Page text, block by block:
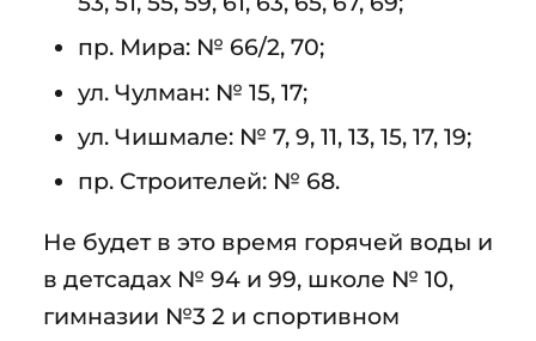
пр. Мира: № 66/2, 70;
ул. Чулман: № 15, 17;
ул. Чишмале: № 7, 9, 11, 13, 15, 17, 19;
пр. Строителей: № 68.
Не будет в это время горячей воды и
в детсадах № 94 и 99, школе № 10,
гимназии №3 2 и спортивном